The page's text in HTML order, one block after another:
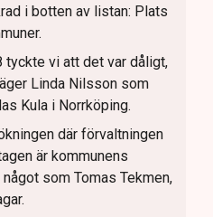
i botten av listan: Plats
tyckte vi att det var dåligt,
Linda Nilsson som
Kula i Norrköping.
där förvaltningen
är kommunens
som Tomas Tekmen,